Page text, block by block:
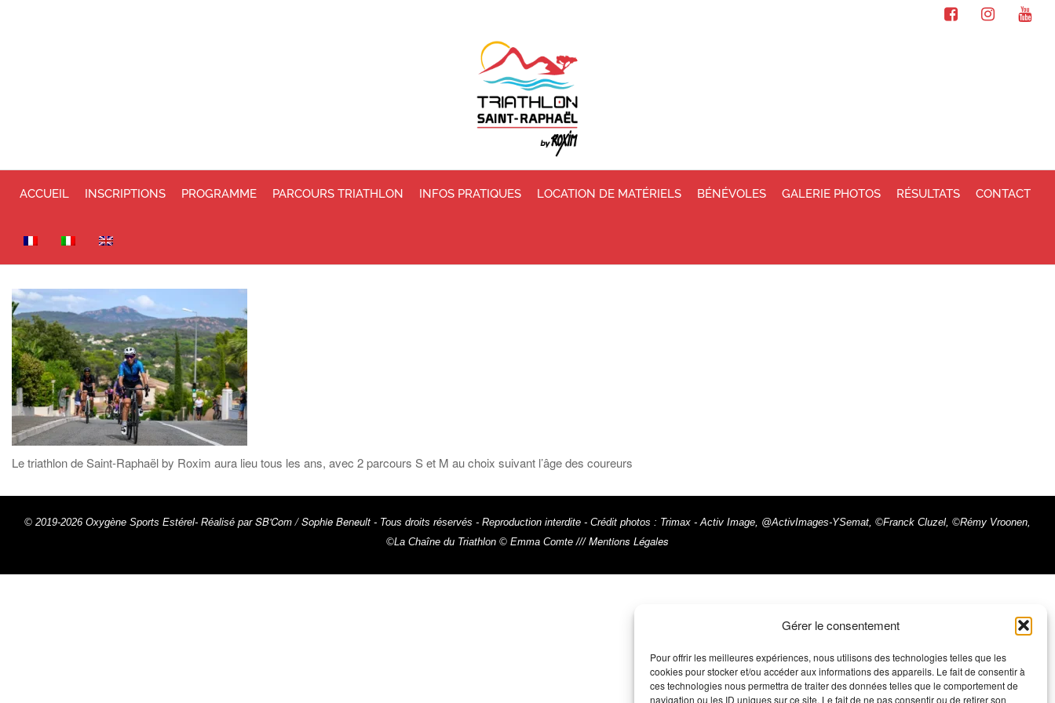
Gérer le consentement
Pour offrir les meilleures expériences, nous utilisons des technologies telles que les
cookies pour stocker et/ou accéder aux informations des appareils. Le fait de consentir à
ces technologies nous permettra de traiter des données telles que le comportement de
navigation ou les ID uniques sur ce site. Le fait de ne pas consentir ou de retirer son
ACCUEIL INSCRIPTIONS PROGRAMME PARCOURS TRIATHLON INFOS PRATIQUES LOCATION DE MATÉRIELS BÉNÉVOLES GALERIE PHOTOS RÉSULTATS CONTACT
Le triathlon de Saint-Raphaël by Roxim aura lieu tous les ans, avec 2 parcours S et M au choix suivant l’âge des coureurs
© 2019-2026 Oxygène Sports Estérel- Réalisé par SB'Com / Sophie Beneult - Tous droits réservés - Reproduction interdite - Crédit photos : Trimax - Activ Image, @ActivImages-YSemat, ©Franck Cluzel, ©Rémy Vroonen,
©La Chaîne du Triathlon © Emma Comte /// Mentions Légales